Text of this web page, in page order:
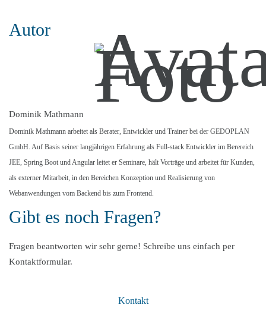
Autor
Dominik Mathmann
Dominik Mathmann arbeitet als Berater, Entwickler und Trainer bei der GEDOPLAN
GmbH. Auf Basis seiner langjährigen Erfahrung als Full-stack Entwickler im Berereich
JEE, Spring Boot und Angular leitet er Seminare, hält Vorträge und arbeitet für Kunden,
als externer Mitarbeit, in den Bereichen Konzeption und Realisierung von
Webanwendungen vom Backend bis zum Frontend.
Gibt es noch Fragen?
Fragen beantworten wir sehr gerne! Schreibe uns einfach per
Kontaktformular.
Kontakt